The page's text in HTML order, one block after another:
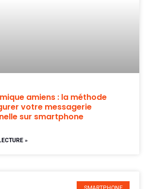
amiens : la méthode
votre messagerie
sur smartphone
»